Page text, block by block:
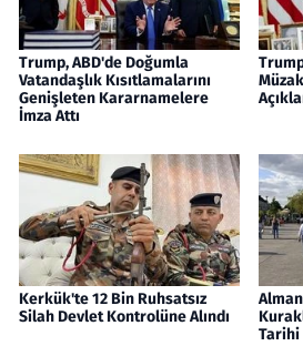
Trump, ABD'de Doğumla
Vatandaşlık Kısıtlamalarını
Genişleten Kararnamelere
İmza Attı
Kerkük'te 12 Bin Ruhsatsız
Silah Devlet Kontrolüne Alındı
Tarihi